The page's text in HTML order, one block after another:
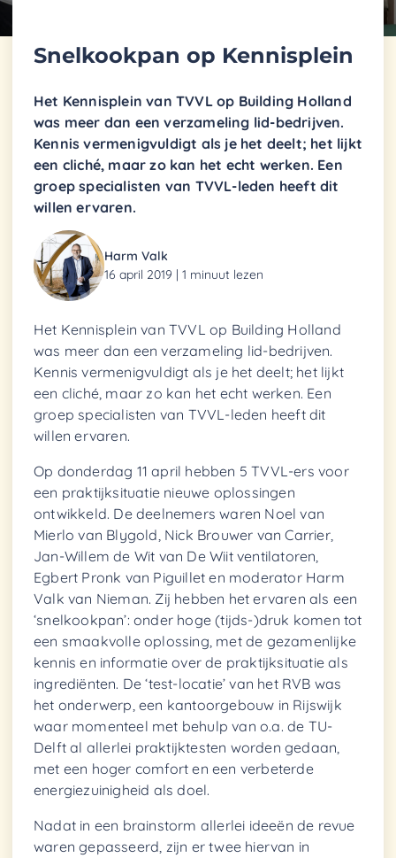
Snelkookpan op Kennisplein
Het Kennisplein van TVVL op Building Holland
was meer dan een verzameling lid-bedrijven.
Kennis vermenigvuldigt als je het deelt; het lijkt
een cliché, maar zo kan het echt werken. Een
groep specialisten van TVVL-leden heeft dit
willen ervaren.
Harm Valk
16 april 2019 | 1 minuut lezen
Het Kennisplein van TVVL op Building Holland
was meer dan een verzameling lid-bedrijven.
Kennis vermenigvuldigt als je het deelt; het lijkt
een cliché, maar zo kan het echt werken. Een
groep specialisten van TVVL-leden heeft dit
willen ervaren.
Op donderdag 11 april hebben 5 TVVL-ers voor
een praktijksituatie nieuwe oplossingen
ontwikkeld. De deelnemers waren Noel van
Mierlo van Blygold, Nick Brouwer van Carrier,
Jan-Willem de Wit van De Wiit ventilatoren,
Egbert Pronk van Piguillet en moderator Harm
Valk van Nieman. Zij hebben het ervaren als een
‘snelkookpan’: onder hoge (tijds-)druk komen tot
een smaakvolle oplossing, met de gezamenlijke
kennis en informatie over de praktijksituatie als
ingrediënten. De ‘test-locatie’ van het RVB was
het onderwerp, een kantoorgebouw in Rijswijk
waar momenteel met behulp van o.a. de TU-
Delft al allerlei praktijktesten worden gedaan,
met een hoger comfort en een verbeterde
energiezuinigheid als doel.
Nadat in een brainstorm allerlei ideeën de revue
waren gepasseerd, zijn er twee hiervan in